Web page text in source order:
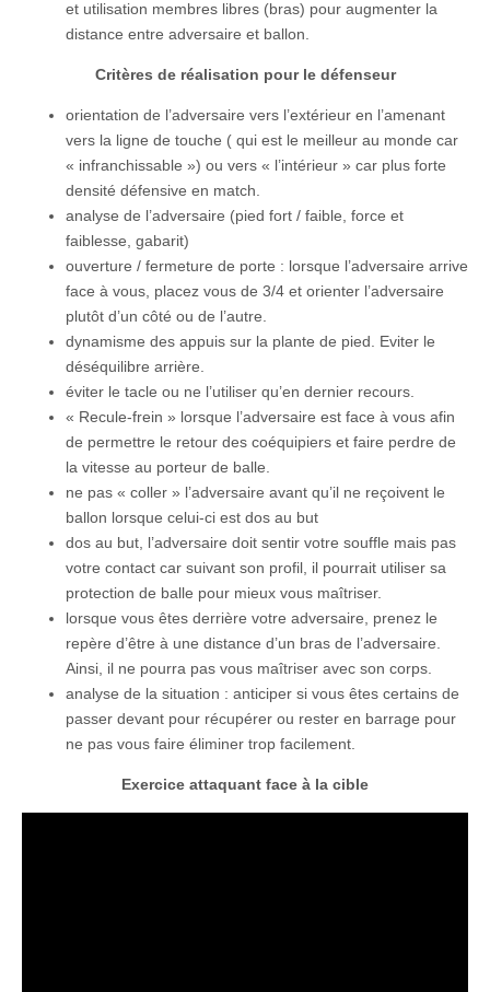
et utilisation membres libres (bras) pour augmenter la
distance entre adversaire et ballon.
Critères de réalisation pour le défenseur
orientation de l’adversaire vers l’extérieur en l’amenant
vers la ligne de touche ( qui est le meilleur au monde car
« infranchissable ») ou vers « l’intérieur » car plus forte
densité défensive en match.
analyse de l’adversaire (pied fort / faible, force et
faiblesse, gabarit)
ouverture / fermeture de porte : lorsque l’adversaire arrive
face à vous, placez vous de 3/4 et orienter l’adversaire
plutôt d’un côté ou de l’autre.
dynamisme des appuis sur la plante de pied. Eviter le
déséquilibre arrière.
éviter le tacle ou ne l’utiliser qu’en dernier recours.
« Recule-frein » lorsque l’adversaire est face à vous afin
de permettre le retour des coéquipiers et faire perdre de
la vitesse au porteur de balle.
ne pas « coller » l’adversaire avant qu’il ne reçoivent le
ballon lorsque celui-ci est dos au but
dos au but, l’adversaire doit sentir votre souffle mais pas
votre contact car suivant son profil, il pourrait utiliser sa
protection de balle pour mieux vous maîtriser.
lorsque vous êtes derrière votre adversaire, prenez le
repère d’être à une distance d’un bras de l’adversaire.
Ainsi, il ne pourra pas vous maîtriser avec son corps.
analyse de la situation : anticiper si vous êtes certains de
passer devant pour récupérer ou rester en barrage pour
ne pas vous faire éliminer trop facilement.
Exercice attaquant face à la cible